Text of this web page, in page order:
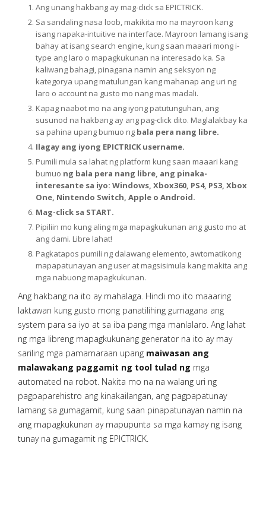
Ang unang hakbang ay mag-click sa EPICTRICK.
Sa sandaling nasa loob, makikita mo na mayroon kang
isang napaka-intuitive na interface. Mayroon lamang isang
bahay at isang search engine, kung saan maaari mong i-
type ang laro o mapagkukunan na interesado ka. Sa
kaliwang bahagi, pinagana namin ang seksyon ng
kategorya upang matulungan kang mahanap ang uri ng
laro o account na gusto mo nang mas madali.
Kapag naabot mo na ang iyong patutunguhan, ang
susunod na hakbang ay ang pag-click dito. Maglalakbay ka
sa pahina upang bumuo ng bala pera nang libre.
Ilagay ang iyong EPICTRICK username.
Pumili mula sa lahat ng platform kung saan maaari kang
bumuo ng bala pera nang libre, ang pinaka-
interesante sa iyo: Windows, Xbox360, PS4, PS3, Xbox
One, Nintendo Switch, Apple o Android.
Mag-click sa START.
Pipiliin mo kung aling mga mapagkukunan ang gusto mo at
ang dami. Libre lahat!
Pagkatapos pumili ng dalawang elemento, awtomatikong
mapapatunayan ang user at magsisimula kang makita ang
mga nabuong mapagkukunan.
Ang hakbang na ito ay mahalaga. Hindi mo ito maaaring
laktawan kung gusto mong panatilihing gumagana ang
system para sa iyo at sa iba pang mga manlalaro. Ang lahat
ng mga libreng mapagkukunang generator na ito ay may
sariling mga pamamaraan upang maiwasan ang
malawakang paggamit ng tool tulad ng mga
automated na robot. Nakita mo na na walang uri ng
pagpaparehistro ang kinakailangan, ang pagpapatunay
lamang sa gumagamit, kung saan pinapatunayan namin na
ang mapagkukunan ay mapupunta sa mga kamay ng isang
tunay na gumagamit ng EPICTRICK.